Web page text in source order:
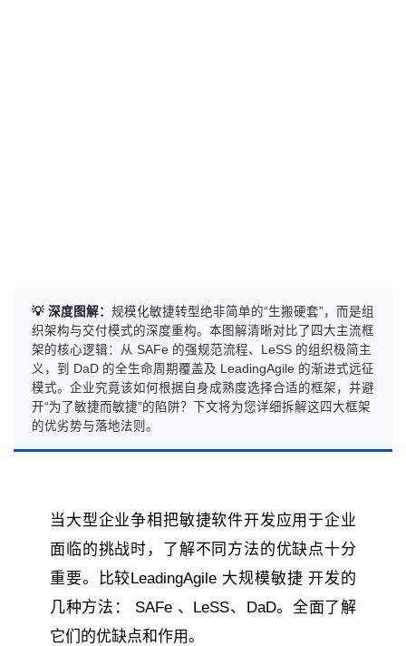
💡 深度图解： 规模化敏捷转型绝非简单的“生搬硬套”，而是组
织架构与交付模式的深度重构。本图解清晰对比了四大主流框
架的核心逻辑：从 SAFe 的强规范流程、LeSS 的组织极简主
义，到 DaD 的全生命周期覆盖及 LeadingAgile 的渐进式远征
模式。企业究竟该如何根据自身成熟度选择合适的框架，并避
开“为了敏捷而敏捷”的陷阱？下文将为您详细拆解这四大框架
的优劣势与落地法则。
当大型企业争相把敏捷软件开发应用于企业
面临的挑战时，了解不同方法的优缺点十分
重要。比较LeadingAgile 大规模敏捷 开发的
几种方法： SAFe 、LeSS、DaD。全面了解
它们的优缺点和作用。